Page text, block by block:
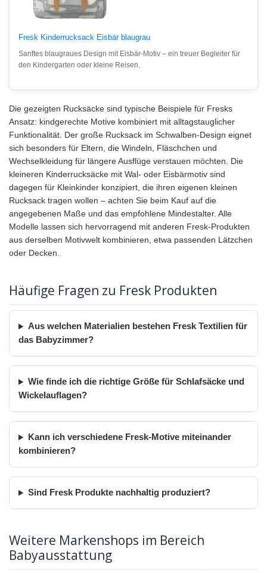
Fresk Kinderrucksack Eisbär blaugrau
Sanftes blaugraues Design mit Eisbär-Motiv – ein treuer Begleiter für
den Kindergarten oder kleine Reisen.
Die gezeigten Rucksäcke sind typische Beispiele für Fresks
Ansatz: kindgerechte Motive kombiniert mit alltagstauglicher
Funktionalität. Der große Rucksack im Schwalben-Design eignet
sich besonders für Eltern, die Windeln, Fläschchen und
Wechselkleidung für längere Ausflüge verstauen möchten. Die
kleineren Kinderrucksäcke mit Wal- oder Eisbärmotiv sind
dagegen für Kleinkinder konzipiert, die ihren eigenen kleinen
Rucksack tragen wollen – achten Sie beim Kauf auf die
angegebenen Maße und das empfohlene Mindestalter. Alle
Modelle lassen sich hervorragend mit anderen Fresk-Produkten
aus derselben Motivwelt kombinieren, etwa passenden Lätzchen
oder Decken.
Häufige Fragen zu Fresk Produkten
Aus welchen Materialien bestehen Fresk Textilien für
das Babyzimmer?
Wie finde ich die richtige Größe für Schlafsäcke und
Wickelauflagen?
Kann ich verschiedene Fresk-Motive miteinander
kombinieren?
Sind Fresk Produkte nachhaltig produziert?
Weitere Markenshops im Bereich
Babyausstattung